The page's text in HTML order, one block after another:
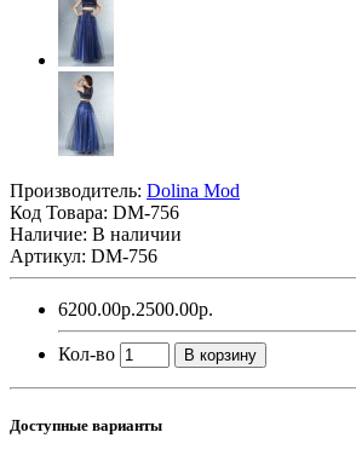
Производитель: Dolina Mod
Код Товара: DM-756
Наличие: В наличии
Артикул: DM-756
6200.00р.2500.00р.
Кол-во В корзину
Доступные варианты